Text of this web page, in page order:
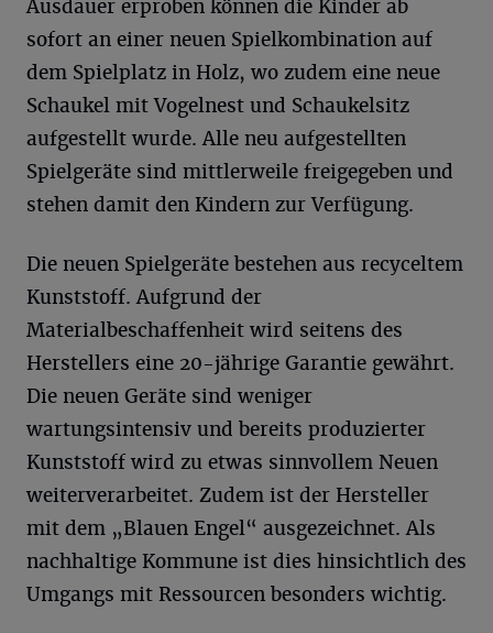
Ausdauer erproben können die Kinder ab
sofort an einer neuen Spielkombination auf
dem Spielplatz in Holz, wo zudem eine neue
Schaukel mit Vogelnest und Schaukelsitz
aufgestellt wurde. Alle neu aufgestellten
Spielgeräte sind mittlerweile freigegeben und
stehen damit den Kindern zur Verfügung.
Die neuen Spielgeräte bestehen aus recyceltem
Kunststoff. Aufgrund der
Materialbeschaffenheit wird seitens des
Herstellers eine 20-jährige Garantie gewährt.
Die neuen Geräte sind weniger
wartungsintensiv und bereits produzierter
Kunststoff wird zu etwas sinnvollem Neuen
weiterverarbeitet. Zudem ist der Hersteller
mit dem „Blauen Engel“ ausgezeichnet. Als
nachhaltige Kommune ist dies hinsichtlich des
Umgangs mit Ressourcen besonders wichtig.